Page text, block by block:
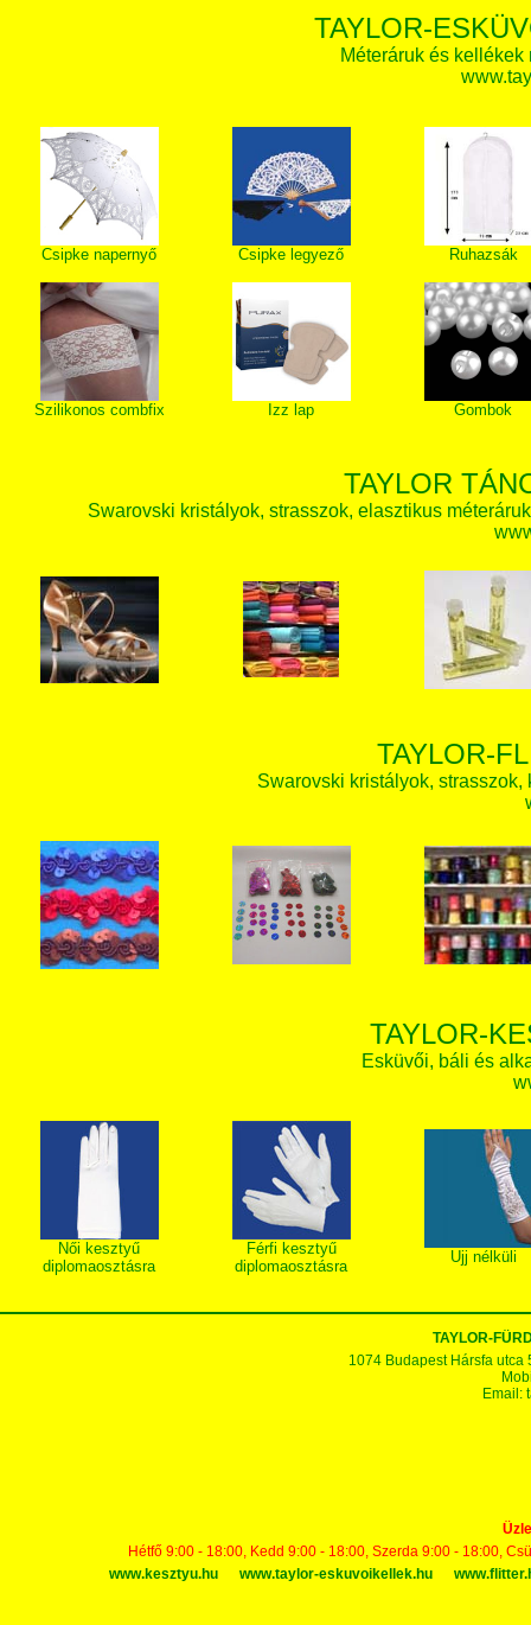
TAYLOR-
Méteráruk és
Csipke napernyő Csipke legyező Ruhazsák
Szilikonos combfix Izz lap Gombok
TAYLOR
Swarovski kristályok, strasszok, elasztikus
TAYLOR-
Swarovski kristályok,
TAYLOR-
Esküvői, báli és
Női kesztyű
diplomaosztásra
Férfi kesztyű
diplomaosztásra
Ujj nélküli
TAYLOR-
1074 Budapest Hársfa utca
Email:
Hétfő 9:00 - 18:00, Kedd 9:00 - 18:00, Szerda 9:00 - 18:00,
www.kesztyu.hu
www.taylor-eskuvoikellek.hu